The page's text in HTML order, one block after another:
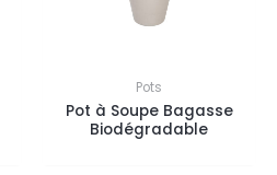
Pots
Pot à Soupe Bagasse
Biodégradable